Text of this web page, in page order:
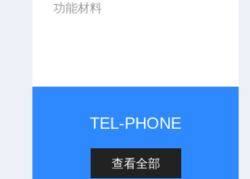
功能材料
TEL-PHONE
查看全部